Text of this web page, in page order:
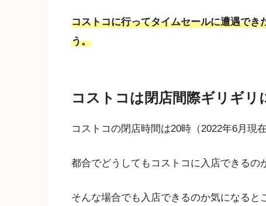
コストコに行ってタイムセールに遭遇で
う。
コストコは閉店間際ギリギリ
コストコの閉店時間は20時（2022年6月現在
都合でどうしてもコストコに入店できるの
そんな場合でも入店できるのか気になると